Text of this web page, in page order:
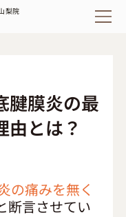
梨院
腱膜炎の最
由とは？
の痛みを無く
断言させてい